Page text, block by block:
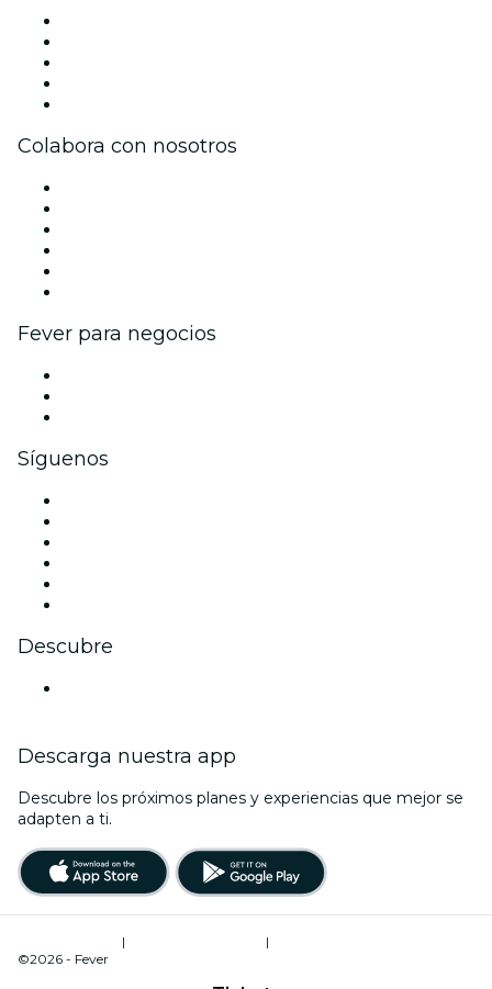
Colabora con nosotros
Fever para negocios
Síguenos
Descubre
Descarga nuestra app
Descubre los próximos planes y experiencias que mejor se
adapten a ti.
| |
©2026 - Fever